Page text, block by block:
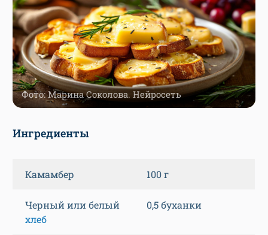
Фото: Марина Соколова. Нейросеть
Ингредиенты
Камамбер 100 г
Черный или белый
хлеб
0,5 буханки